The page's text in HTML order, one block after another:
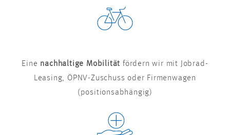
Eine nachhaltige Mobilität fördern wir mit Jobrad-
Leasing, ÖPNV-Zuschuss oder Firmenwagen
(positionsabhängig)